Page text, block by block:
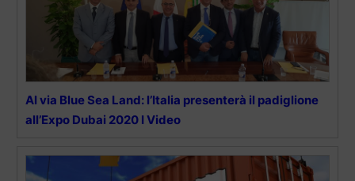
Al via Blue Sea Land: l’Italia presenterà il padiglione
all’Expo Dubai 2020 I Video